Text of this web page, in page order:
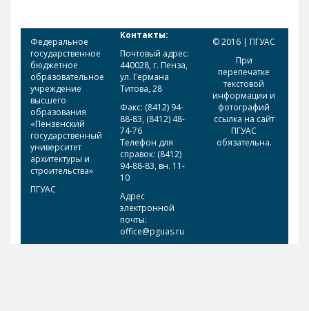
Федеральное
государственное
бюджетное
образовательное
учреждение
высшего
образования
«Пензенский
государственный
университет
архитектуры и
строительства»
ПГУАС
Контакты:
Почтовый адрес:
440028, г. Пенза,
ул. Германа
Титова, 28
Факс: (8412) 94-
88-83, (8412) 48-
74-76
Телефон для
справок: (8412)
94-88-83, вн. 11-
10
Адрес
электронной
почты:
office@pguas.ru
© 2016 | ПГУАС
При
перепечатке
текстовой
информации и
фотографий
ссылка на сайт
ПГУАС
обязательна.